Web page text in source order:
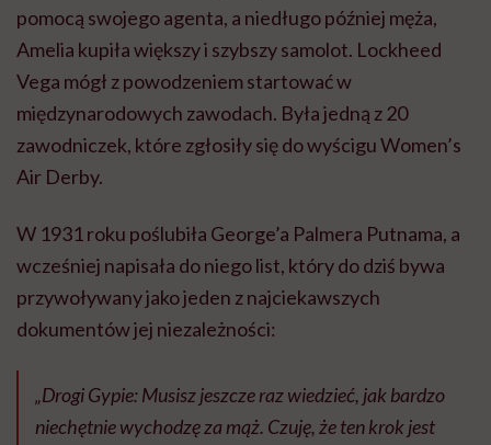
pomocą swojego agenta, a niedługo później męża,
Amelia kupiła większy i szybszy samolot. Lockheed
Vega mógł z powodzeniem startować w
międzynarodowych zawodach. Była jedną z 20
zawodniczek, które zgłosiły się do wyścigu Women’s
Air Derby.
W 1931 roku poślubiła George’a Palmera Putnama, a
wcześniej napisała do niego list, który do dziś bywa
przywoływany jako jeden z najciekawszych
dokumentów jej niezależności:
„Drogi Gypie: Musisz jeszcze raz wiedzieć, jak bardzo
niechętnie wychodzę za mąż. Czuję, że ten krok jest